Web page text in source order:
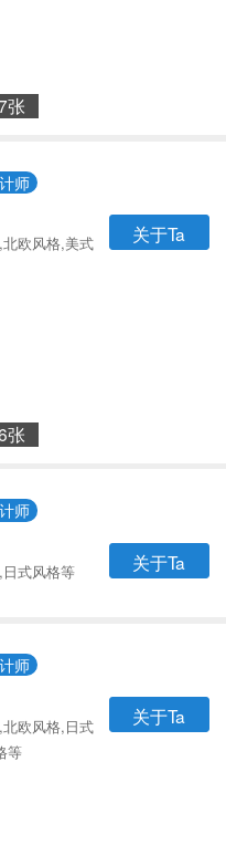
张
师
欧风格,美式
关于Ta
张
师
式风格等
关于Ta
师
欧风格,日式
等
关于Ta